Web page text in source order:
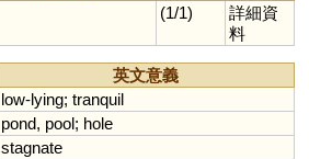
(1/1)
詳細資
料
英文意義
low-lying; tranquil
pond, pool; hole
stagnate